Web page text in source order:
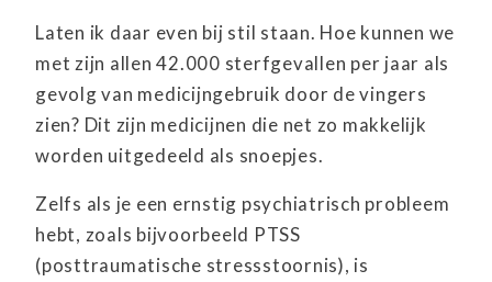
Laten ik daar even bij stil staan. Hoe kunnen we
met zijn allen 42.000 sterfgevallen per jaar als
gevolg van medicijngebruik door de vingers
zien? Dit zijn medicijnen die net zo makkelijk
worden uitgedeeld als snoepjes.
Zelfs als je een ernstig psychiatrisch probleem
hebt, zoals bijvoorbeeld PTSS
(posttraumatische stressstoornis), is